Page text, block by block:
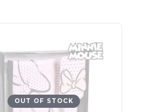
OUT OF STOCK